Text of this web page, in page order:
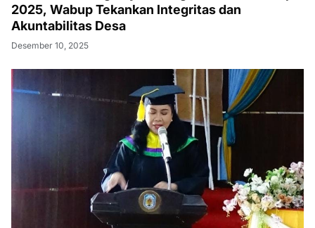
2025, Wabup Tekankan Integritas dan
Akuntabilitas Desa
Desember 10, 2025